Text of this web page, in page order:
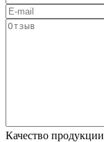
Качество продукции